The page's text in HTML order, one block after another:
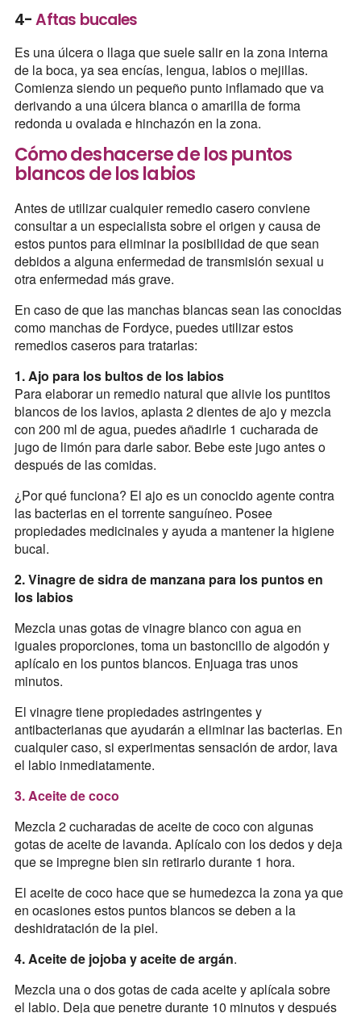
4-Aftas bucales
Es una úlcera o llaga que suele salir en la zona interna
de la boca, ya sea encías, lengua, labios o mejillas.
Comienza siendo un pequeño punto inflamado que va
derivando a una úlcera blanca o amarilla de forma
redonda u ovalada e hinchazón en la zona.
Cómo deshacerse de los puntos
blancos de los labios
Antes de utilizar cualquier remedio casero conviene
consultar a un especialista sobre el origen y causa de
estos puntos para eliminar la posibilidad de que sean
debidos a alguna enfermedad de transmisión sexual u
otra enfermedad más grave.
En caso de que las manchas blancas sean las conocidas
como manchas de Fordyce, puedes utilizar estos
remedios caseros para tratarlas:
1. Ajo para los bultos de los labios
Para elaborar un remedio natural que alivie los puntitos
blancos de los lavios, aplasta 2 dientes de ajo y mezcla
con 200 ml de agua, puedes añadirle 1 cucharada de
jugo de limón para darle sabor. Bebe este jugo antes o
después de las comidas.
¿Por qué funciona? El ajo es un conocido agente contra
las bacterias en el torrente sanguíneo. Posee
propiedades medicinales y ayuda a mantener la higiene
bucal.
2. Vinagre de sidra de manzana para los puntos en
los labios
Mezcla unas gotas de vinagre blanco con agua en
iguales proporciones, toma un bastoncillo de algodón y
aplícalo en los puntos blancos. Enjuaga tras unos
minutos.
El vinagre tiene propiedades astringentes y
antibacterianas que ayudarán a eliminar las bacterias. En
cualquier caso, si experimentas sensación de ardor, lava
el labio inmediatamente.
3. Aceite de coco
Mezcla 2 cucharadas de aceite de coco con algunas
gotas de aceite de lavanda. Aplícalo con los dedos y deja
que se impregne bien sin retirarlo durante 1 hora.
El aceite de coco hace que se humedezca la zona ya que
en ocasiones estos puntos blancos se deben a la
deshidratación de la piel.
4. Aceite de jojoba y aceite de argán.
Mezcla una o dos gotas de cada aceite y aplícala sobre
el labio. Deja que penetre durante 10 minutos y después